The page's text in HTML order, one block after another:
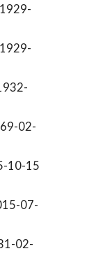
02-
10-15
07-
02-